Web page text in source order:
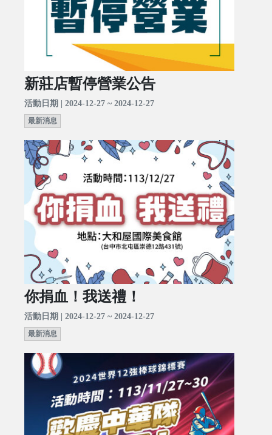
新莊店暫停營業公告
活動日期 | 2024-12-27 ~ 2024-12-27
最新消息
你捐血！我送禮！
活動日期 | 2024-12-27 ~ 2024-12-27
最新消息